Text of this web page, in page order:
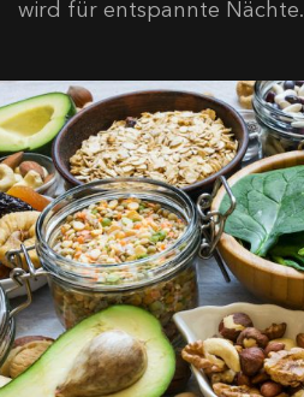
wird für entspannte Nächte.